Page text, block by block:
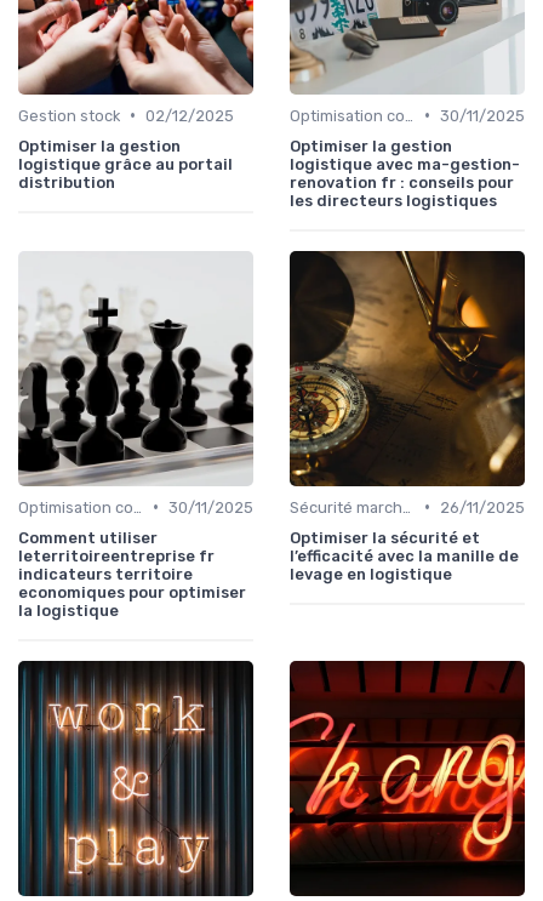
Gestion stock • 02/12/2025
Optimiser la gestion
logistique grâce au portail
distribution
• 30/11/2025
Optimiser la gestion
logistique avec ma-gestion-
renovation fr : conseils pour
les directeurs logistiques
• 30/11/2025
Comment utiliser
leterritoireentreprise fr
indicateurs territoire
economiques pour optimiser
la logistique
•
26/11/2025
Optimiser la sécurité et
l’efficacité avec la manille de
levage en logistique